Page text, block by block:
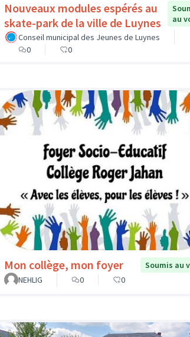
Nouveaux modules espérés au
skate-park de la ville de Luynes
au
Conseil municipal des Jeunes de Luynes
0
0
Mon collège, mon foyer
Soumis au
NEHLIG
0 0